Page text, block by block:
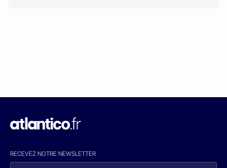
RECEVEZ NOTRE NEWSLETTER